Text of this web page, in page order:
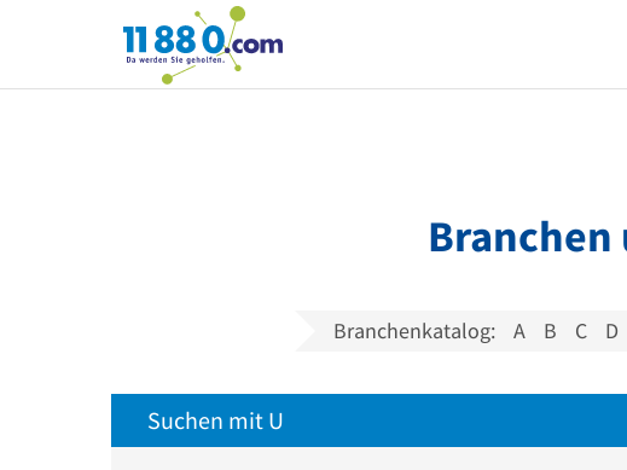
11880.com
Branchenkatalog: A B C D
Suchen mit U